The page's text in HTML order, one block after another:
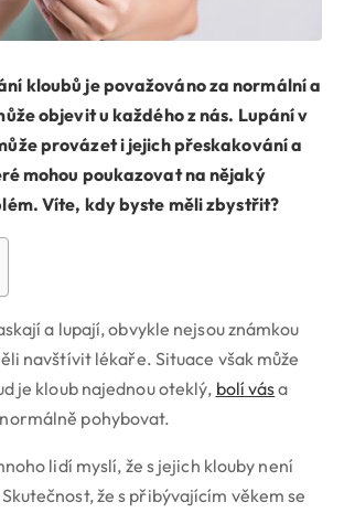
kloubů je považováno za normální a
objevit u každého z nás. Lupání v
provázet i jejich přeskakování a
mohou poukazovat na nějaký
Víte, kdy byste měli zbystřit?
a lupají, obvykle nejsou známkou
navštívit lékaře. Situace však může
je kloub najednou oteklý, bolí vása
pohybovat.
lidí myslí, že s jejich klouby není
že s přibývajícím věkem se